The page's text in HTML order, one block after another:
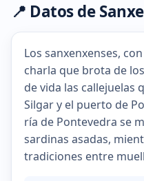
📍 Datos de
Los sanxenxenses,
charla que brota de
de vida las callejuelas
Silgar y el puerto de
ría de Pontevedra se
sardinas asadas,
tradiciones entre